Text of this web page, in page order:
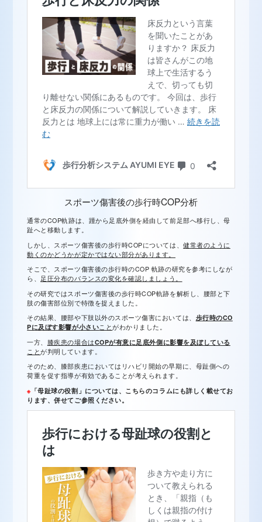
スポーツ傷害後の歩行時COP分析
通常のCOP軌跡は、踵から足底外側を経由して前足部へ移行し、母
趾へと移動します。
しかし、スポーツ傷害後の歩行時COPについては、健常者のように
動くのかどうかが定かではない部分があります。
そこで、スポーツ傷害後の歩行時のCOP 軌跡の研究を参考にしなが
ら、 足圧分布のバランスの変化を確認しましょう。
その研究ではスポーツ傷害後の歩行時COP軌跡を解析し、腰部と下
肢の傷害部位別で特徴を捉えました。
その結果、腰部や下肢以外のスポーツ傷害においては、 歩行時のCO
Pに及ぼす影響が小さいことがわかりました。
一方、 膝疾患の場合はCOPが有意に足底外側に影響を及ぼしている
ことが判明しています。
そのため、膝部疾患においてはリハビリ開始の早期に、母趾側への
荷重を促す指導が有効であることが考えられます。
※ 「母趾球の役割」については、こちらのコラムにも詳しく載せてお
ります、併せてご参照ください。